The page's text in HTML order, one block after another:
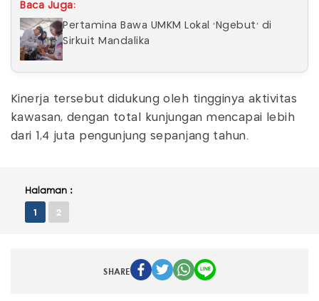
Baca Juga:
Pertamina Bawa UMKM Lokal 'Ngebut' di
Sirkuit Mandalika
Kinerja tersebut didukung oleh tingginya aktivitas
kawasan, dengan total kunjungan mencapai lebih
dari 1,4 juta pengunjung sepanjang tahun.
Halaman :
1 2
SHARE